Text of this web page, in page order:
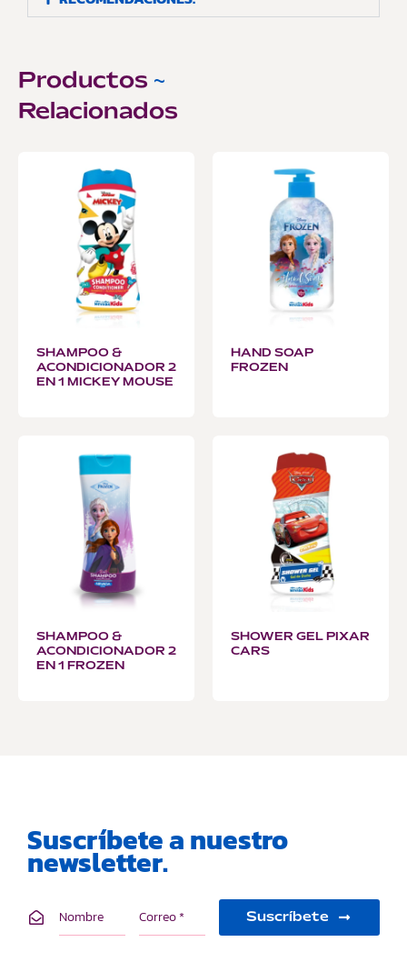
Productos ~
Relacionados
SHAMPOO &
ACONDICIONADOR 2
EN 1 MICKEY MOUSE
HAND SOAP
FROZEN
SHAMPOO &
ACONDICIONADOR 2
EN 1 FROZEN
SHOWER GEL PIXAR
CARS
Suscríbete a nuestro
newsletter.
Suscríbete